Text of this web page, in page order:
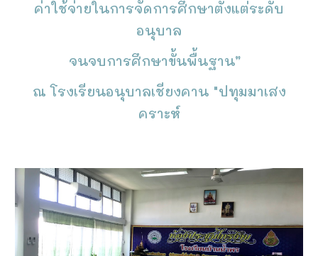
ค่าใช้จ่ายในการจัดการศึกษาตั้งแต่ระดับ
อนุบาล
จนจบการศึกษาขั้นพื้นฐาน”
ณ โรงเรียนอนุบาลเชียงคาน "ปทุมมาเสง
คราะห์